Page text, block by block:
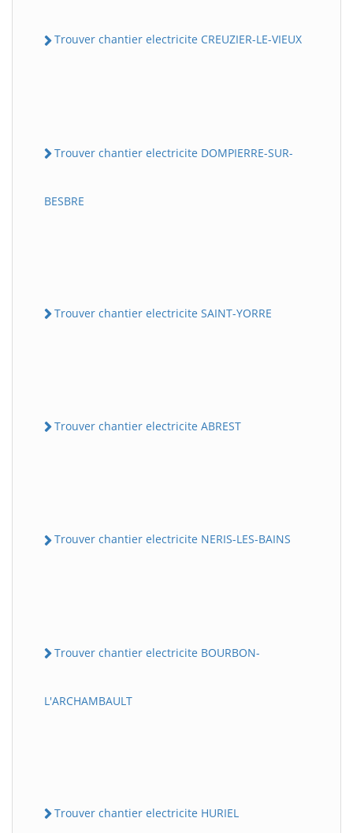
Trouver chantier electricite CREUZIER-LE-VIEUX
Trouver chantier electricite DOMPIERRE-SUR-
BESBRE
Trouver chantier electricite SAINT-YORRE
Trouver chantier electricite ABREST
Trouver chantier electricite NERIS-LES-BAINS
Trouver chantier electricite BOURBON-
L'ARCHAMBAULT
Trouver chantier electricite HURIEL